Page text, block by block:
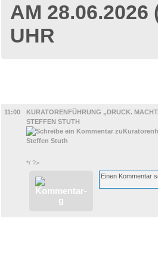
AM 28.06.2026
UHR
11:00
KURATORENFÜHRUNG „DRUCK.
STEFFEN STUTH
*/ ?>